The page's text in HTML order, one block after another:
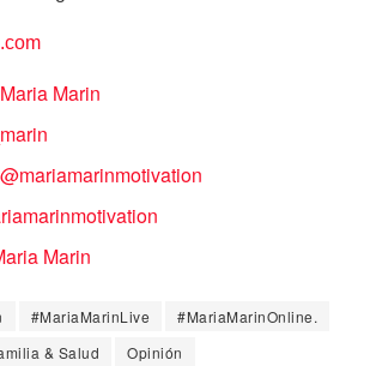
Maria Marin
@mariamarinmotivation
Marin
#MariaMarinLive
#MariaMarinOnline.
& Salud Opinión